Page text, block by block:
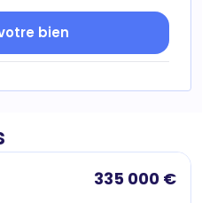
bien
335 000 €